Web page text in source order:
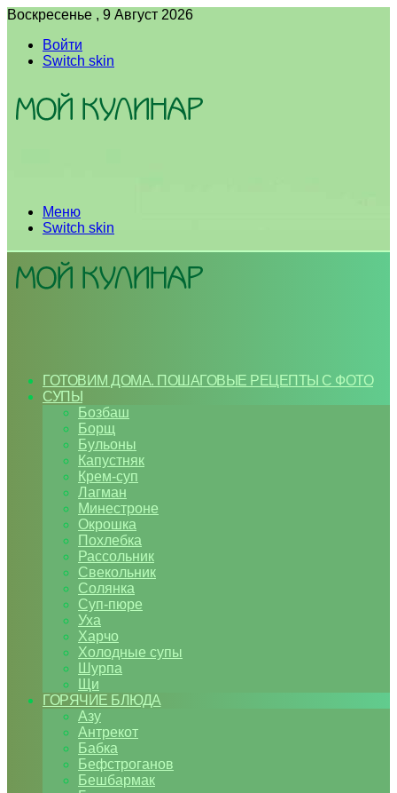
Воскресенье , 9 Август 2026
Войти
Switch skin
Меню
Switch skin
ГОТОВИМ ДОМА. ПОШАГОВЫЕ РЕЦЕПТЫ С ФОТО
СУПЫ
Бозбаш
Борщ
Бульоны
Капустняк
Крем-суп
Лагман
Минестроне
Окрошка
Похлебка
Рассольник
Свекольник
Солянка
Суп-пюре
Уха
Харчо
Холодные супы
Шурпа
Щи
ГОРЯЧИЕ БЛЮДА
Азу
Антрекот
Бабка
Бефстроганов
Бешбармак